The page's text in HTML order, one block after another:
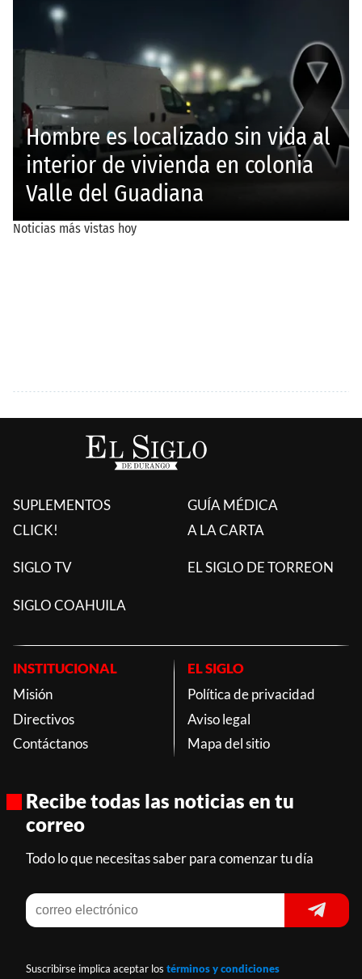
SUPLEMENTOS
CLICK!
GUÍA MÉDICA
A LA CARTA
SIGLO TV EL SIGLO DE TORREON
SIGLO COAHUILA
INSTITUCIONAL
Misión
Directivos
Contáctanos
EL SIGLO
Política de privacidad
Aviso legal
Mapa del sitio
Recibe todas las noticias en tu
correo
Todo lo que necesitas saber para comenzar tu día
Suscribirse implica aceptar los términos y condiciones